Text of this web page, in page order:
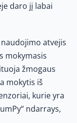
daro jį labai
atvejis
mokymasis
žmogaus
mokytis iš
kurie yra
ndarrays,